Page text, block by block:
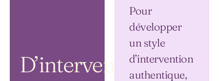
D’intervention :
Pour
développer
un style
d’intervention
authentique,